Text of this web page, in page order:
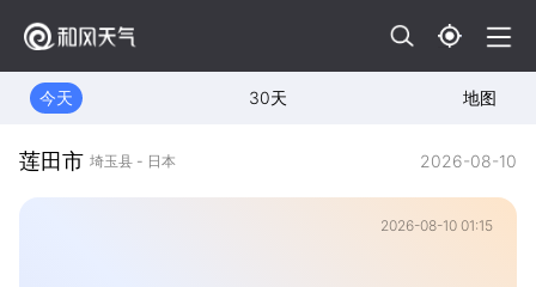
今天 30天 地图
莲田市 埼玉县 - 日本 2026-08-10
2026-08-10 01:15